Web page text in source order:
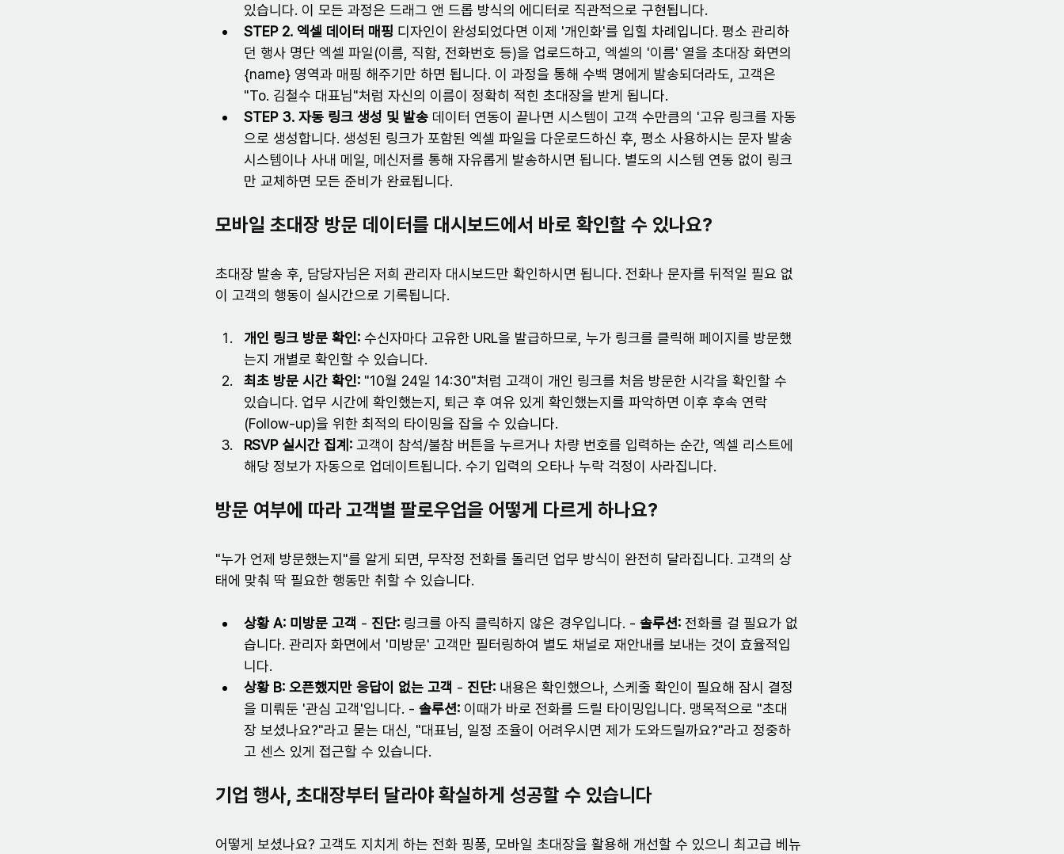
있습니다. 이 모든 과정은 드래그 앤 드롭 방식의 에디터로 직관적으로 구현됩니다.
STEP 2. 엑셀 데이터 매핑 디자인이 완성되었다면 이제 '개인화'를 입힐 차례입니다. 평소 관리하
던 행사 명단 엑셀 파일(이름, 직함, 전화번호 등)을 업로드하고, 엑셀의 '이름' 열을 초대장 화면의
{name} 영역과 매핑 해주기만 하면 됩니다. 이 과정을 통해 수백 명에게 발송되더라도, 고객은
"To. 김철수 대표님"처럼 자신의 이름이 정확히 적힌 초대장을 받게 됩니다.
STEP 3. 자동 링크 생성 및 발송 데이터 연동이 끝나면 시스템이 고객 수만큼의 '고유 링크를 자동
으로 생성합니다. 생성된 링크가 포함된 엑셀 파일을 다운로드하신 후, 평소 사용하시는 문자 발송
시스템이나 사내 메일, 메신저를 통해 자유롭게 발송하시면 됩니다. 별도의 시스템 연동 없이 링크
만 교체하면 모든 준비가 완료됩니다.
모바일 초대장 방문 데이터를 대시보드에서 바로 확인할 수 있나요?
초대장 발송 후, 담당자님은 저희 관리자 대시보드만 확인하시면 됩니다. 전화나 문자를 뒤적일 필요 없
이 고객의 행동이 실시간으로 기록됩니다.
개인 링크 방문 확인: 수신자마다 고유한 URL을 발급하므로, 누가 링크를 클릭해 페이지를 방문했
는지 개별로 확인할 수 있습니다.
최초 방문 시간 확인: "10월 24일 14:30"처럼 고객이 개인 링크를 처음 방문한 시각을 확인할 수
있습니다. 업무 시간에 확인했는지, 퇴근 후 여유 있게 확인했는지를 파악하면 이후 후속 연락
(Follow-up)을 위한 최적의 타이밍을 잡을 수 있습니다.
RSVP 실시간 집계: 고객이 참석/불참 버튼을 누르거나 차량 번호를 입력하는 순간, 엑셀 리스트에
해당 정보가 자동으로 업데이트됩니다. 수기 입력의 오타나 누락 걱정이 사라집니다.
방문 여부에 따라 고객별 팔로우업을 어떻게 다르게 하나요?
"누가 언제 방문했는지"를 알게 되면, 무작정 전화를 돌리던 업무 방식이 완전히 달라집니다. 고객의 상
태에 맞춰 딱 필요한 행동만 취할 수 있습니다.
상황 A: 미방문 고객 - 진단: 링크를 아직 클릭하지 않은 경우입니다. - 솔루션: 전화를 걸 필요가 없
습니다. 관리자 화면에서 '미방문' 고객만 필터링하여 별도 채널로 재안내를 보내는 것이 효율적입
니다.
상황 B: 오픈했지만 응답이 없는 고객 - 진단: 내용은 확인했으나, 스케줄 확인이 필요해 잠시 결정
을 미뤄둔 '관심 고객'입니다. - 솔루션: 이때가 바로 전화를 드릴 타이밍입니다. 맹목적으로 "초대
장 보셨나요?"라고 묻는 대신, "대표님, 일정 조율이 어려우시면 제가 도와드릴까요?"라고 정중하
고 센스 있게 접근할 수 있습니다.
기업 행사, 초대장부터 달라야 확실하게 성공할 수 있습니다
어떻게 보셨나요? 고객도 지치게 하는 전화 핑퐁, 모바일 초대장을 활용해 개선할 수 있으니 최고급 베뉴